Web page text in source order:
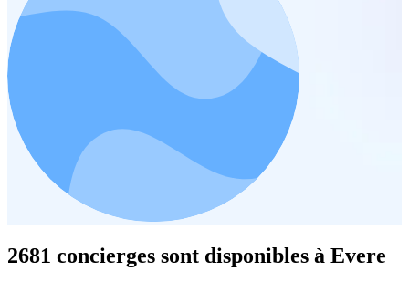
2681 concierges sont disponibles à Evere